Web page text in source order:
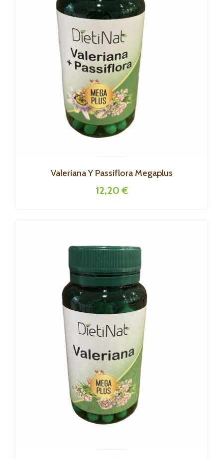
Valeriana Y Passiflora Megaplus
12,20 €